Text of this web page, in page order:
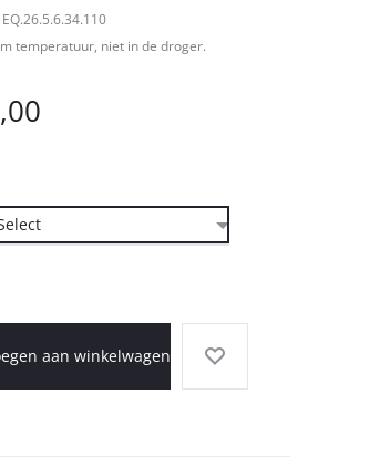
temperatuur, niet in de droger.
aan winkelwagen